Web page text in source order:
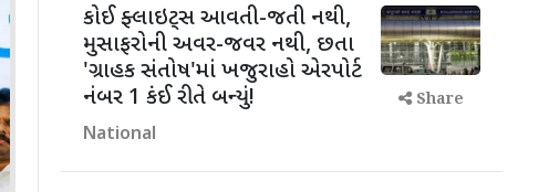
કોઈ ફ્લાઇટ્સ આવતી-જતી નથી,
મુસાફરોની અવર-જવર નથી, છતા
'ગ્રાહક સંતોષ'માં ખજુરાહો એરપોર્ટ
નંબર 1 કંઈ રીતે બન્યું!
National
Share